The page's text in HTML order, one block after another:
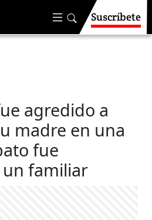
Suscríbete
agredido a
madre en una
fue
familiar